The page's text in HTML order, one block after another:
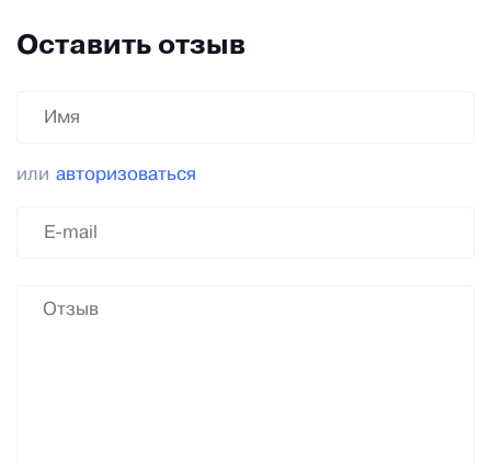
Оставить отзыв
или авторизоваться